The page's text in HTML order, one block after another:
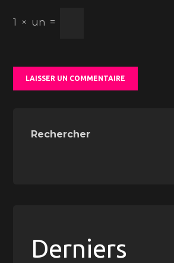
1 × un =
Rechercher
Derniers